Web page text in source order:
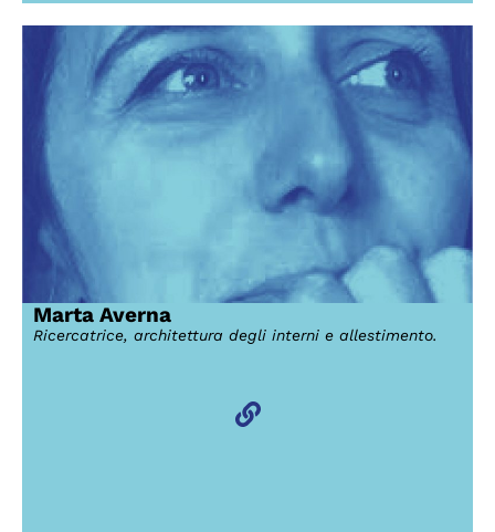
Marta Averna
Ricercatrice, architettura degli interni e allestimento.